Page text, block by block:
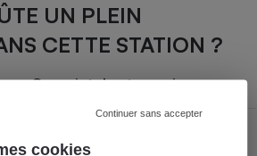
cookies
Continuer sans accepter
UN PLEIN
CETTE STATION ?
Capacité du réservoir